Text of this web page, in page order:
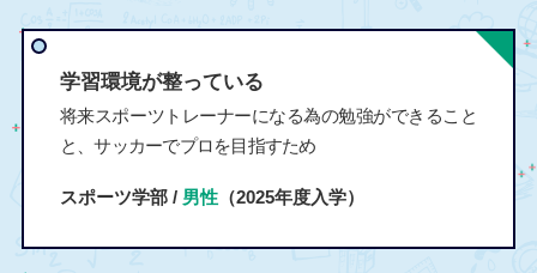
学習環境が整っている
将来スポーツトレーナーになる為の勉強ができること
と、サッカーでプロを目指すため
スポーツ学部 / 男性（2025年度入学）